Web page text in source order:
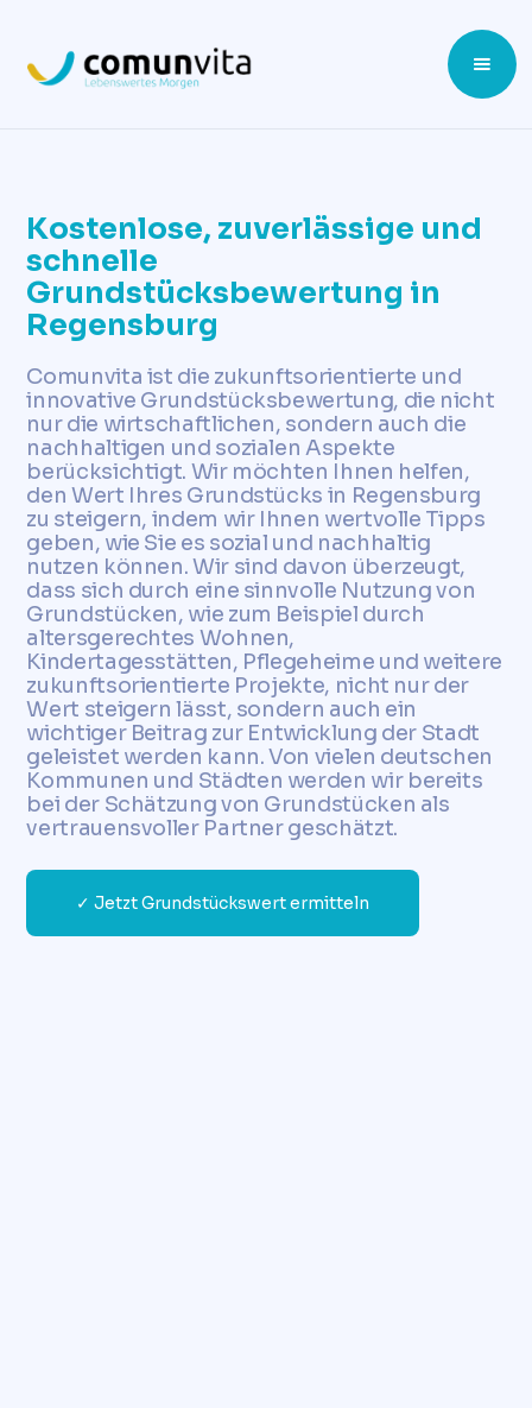
Kostenlose, zuverlässige und
schnelle
Grundstücksbewertung in
Regensburg
Comunvita ist die zukunftsorientierte und
innovative Grundstücksbewertung, die nicht
nur die wirtschaftlichen, sondern auch die
nachhaltigen und sozialen Aspekte
berücksichtigt. Wir möchten Ihnen helfen,
den Wert Ihres Grundstücks in Regensburg
zu steigern, indem wir Ihnen wertvolle Tipps
geben, wie Sie es sozial und nachhaltig
nutzen können. Wir sind davon überzeugt,
dass sich durch eine sinnvolle Nutzung von
Grundstücken, wie zum Beispiel durch
altersgerechtes Wohnen,
Kindertagesstätten, Pflegeheime und weitere
zukunftsorientierte Projekte, nicht nur der
Wert steigern lässt, sondern auch ein
wichtiger Beitrag zur Entwicklung der Stadt
geleistet werden kann. Von vielen deutschen
Kommunen und Städten werden wir bereits
bei der Schätzung von Grundstücken als
vertrauensvoller Partner geschätzt.
✓ Jetzt Grundstückswert ermitteln